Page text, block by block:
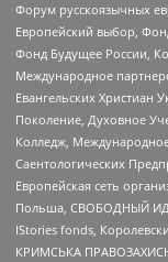
Форум русскоязычных
Европейский выбор,
Фонд Будущее России,
Международное
Евангельских Христиан
Поколение, Духовное
Колледж,
Саентологических
Европейская сеть
Польша, СВОБОДНЫЙ
IStories fonds,
КРИМСЬКА